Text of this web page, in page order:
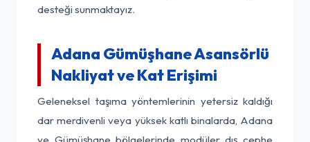
desteği sunmaktayız.
Adana Gümüşhane Asansörlü
Nakliyat ve Kat Erişimi
Geleneksel taşıma yöntemlerinin yetersiz kaldığı
dar merdivenli veya yüksek katlı binalarda, Adana